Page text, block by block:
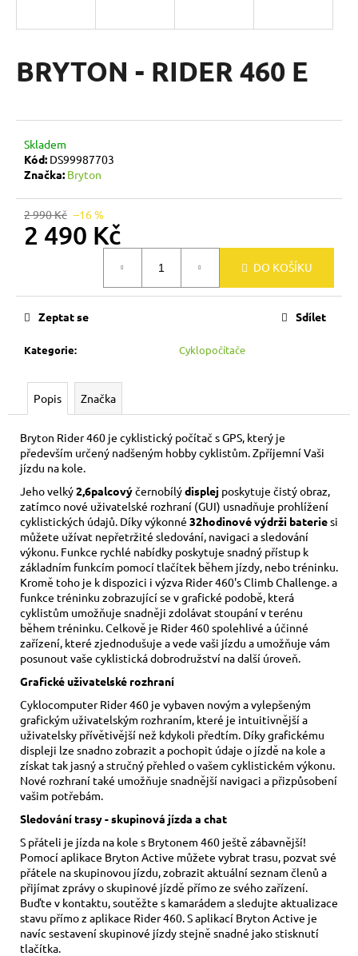
BRYTON - RIDER 460 E
Skladem
Kód: DS99987703
Značka: Bryton
2 990 Kč –16 %
2 490 Kč
DO KOŠÍKU
Kategorie: Cyklopočítače
Zeptat se Sdílet
Popis Značka
Bryton Rider 460 je cyklistický počítač s GPS, který je
především určený nadšeným hobby cyklistům. Zpříjemní Vaši
jízdu na kole.
Jeho velký2,6palcovýčernobílýdisplej poskytuje čistý obraz,
zatímco nové uživatelské rozhraní (GUI) usnadňuje prohlížení
cyklistických údajů. Díky výkonné 32hodinové výdrži bateriesi
můžete užívat nepřetržité sledování, navigaci a sledování
výkonu. Funkce rychlé nabídky poskytuje snadný přístup k
základním funkcím pomocí tlačítek během jízdy, nebo tréninku.
Kromě toho je k dispozici i výzva Rider 460's Climb Challenge. a
funkce tréninku zobrazující se v grafické podobě, která
cyklistům umožňuje snadněji zdolávat stoupání v terénu
během tréninku. Celkově je Rider 460 spolehlivé a účinné
zařízení, které zjednodušuje a vede vaši jízdu a umožňuje vám
posunout vaše cyklistická dobrodružství na další úroveň.
Grafické uživatelské rozhraní
Cyklocomputer Rider 460 je vybaven novým a vylepšeným
grafickým uživatelským rozhraním, které je intuitivnější a
uživatelsky přívětivější než kdykoli předtím. Díky grafickému
displeji lze snadno zobrazit a pochopit údaje o jízdě na kole a
získat tak jasný a stručný přehled o vašem cyklistickém výkonu.
Nové rozhraní také umožňuje snadnější navigaci a přizpůsobení
vašim potřebám.
Sledování trasy - skupinová jízda a chat
S přáteli je jízda na kole s Brytonem 460 ještě zábavnější!
Pomocí aplikace Bryton Active můžete vybrat trasu, pozvat své
přátele na skupinovou jízdu, zobrazit aktuální seznam členů a
přijímat zprávy o skupinové jízdě přímo ze svého zařízení.
Buďte v kontaktu, soutěžte s kamarádem a sledujte aktualizace
stavu přímo z aplikace Rider 460. S aplikací Bryton Active je
navíc sestavení skupinové jízdy stejně snadné jako stisknutí
tlačítka.
í
t
p
o
u
e
m
e
BRYTON
RIDER
S500
E
4
990
Kč
Původně:
7
490
Kč